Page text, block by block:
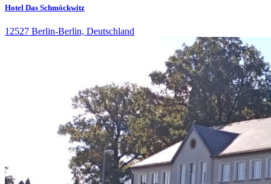
Hotel Das Schmöckwitz
12527 Berlin-Berlin, Deutschland